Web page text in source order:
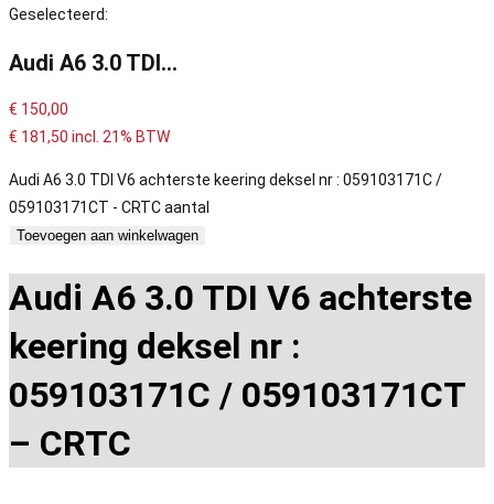
Geselecteerd:
Audi A6 3.0 TDI…
€ 150,00
€ 181,50 incl. 21% BTW
Audi A6 3.0 TDI V6 achterste keering deksel nr : 059103171C /
059103171CT - CRTC aantal
Toevoegen aan winkelwagen
Audi A6 3.0 TDI V6 achterste
keering deksel nr :
059103171C / 059103171CT
– CRTC